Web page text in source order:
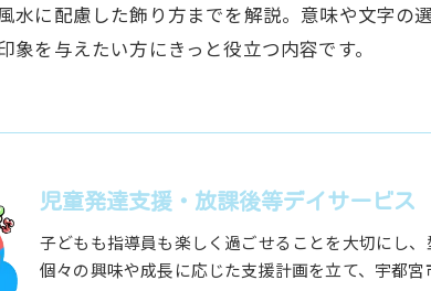
水に配慮した飾り方までを解説。意味や文字
象を与えたい方にきっと役立つ内容です。
児童発達支援・放課後等デイサービス
子どもも指導員も楽しく過ごせることを大切にし
個々の興味や成長に応じた支援計画を立て、宇都宮